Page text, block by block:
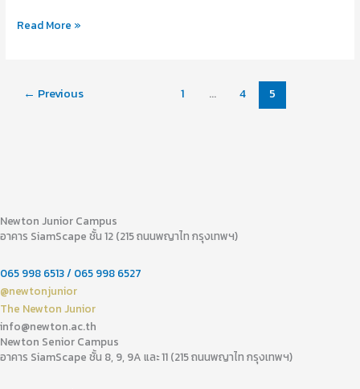
Read More »
← Previous 1 … 4 5
Newton Junior Campus
อาคาร SiamScape ชั้น 12 (215 ถนนพญาไท กรุงเทพฯ)
065 998 6513 / 065 998 6527
@newtonjunior
The Newton Junior
info@newton.ac.th
Newton Senior Campus
อาคาร SiamScape ชั้น 8, 9, 9A และ 11 (215 ถนนพญาไท กรุงเทพฯ)